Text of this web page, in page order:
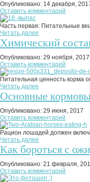
Опубликовано: 14 декабря,
Оставить комментарий
Часть первая: Питательные
Читать далее
Химический
Опубликовано: 29 ноября, 2017
Оставить комментарий
Питательная ценность корма
Читать далее
Основные
Опубликовано: 29 июня, 2017
Оставить комментарий
Рацион лошадей должен
Читать далее
Как бороться с
Опубликовано: 21 февраля,
Оставить комментарий